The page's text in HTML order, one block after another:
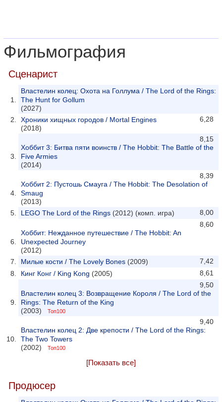
Фильмография
Сценарист
Властелин колец: Охота на Голлума / The Lord of the Rings:
The Hunt for Gollum
(2027)
6,28
Хроники хищных городов / Mortal Engines
(2018)
8,15
Хоббит 3: Битва пяти воинств / The Hobbit: The Battle of the
Five Armies
(2014)
8,39
Хоббит 2: Пустошь Смауга / The Hobbit: The Desolation of
Smaug
(2013)
8,00
LEGO The Lord of the Rings (2012) (комп. игра)
8,60
Хоббит: Нежданное путешествие / The Hobbit: An
Unexpected Journey
(2012)
7,42
Милые кости / The Lovely Bones (2009)
8,61
Кинг Конг / King Kong (2005)
9,50
Властелин колец 3: Возвращение Короля / The Lord of the
Rings: The Return of the King
(2003)
Топ100
9,40
Властелин колец 2: Две крепости / The Lord of the Rings:
The Two Towers
(2002)
Топ100
[Показать все]
Продюсер